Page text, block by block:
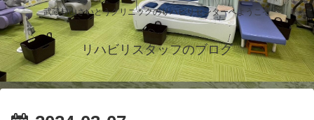
武蔵村山さいとうクリニックのリハビリセンターへようこそ
リハビリスタッフのブログ